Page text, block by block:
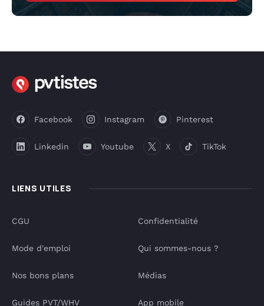
LIENS UTILES
Facebook Instagram Pinterest
Linkedin Youtube X TikTok
CGU
Mode d'emploi
Nos bons plans
Guides PVT/WHV
Confidentialité
Qui sommes-nous ?
Médias
App mobile